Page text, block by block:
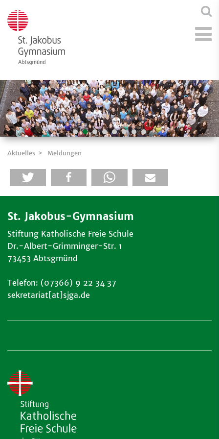
Aktuelles Meldungen
St. Jakobus-Gymnasium
Stiftung Katholische Freie Schule
Dr.-Albert-Grimminger-Str. 1
73453 Abtsgmünd
Telefon: (07366) 9 22 34 37
sekretariat[at]sjga.de